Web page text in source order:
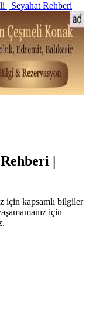
|
için kapsamlı bilgiler
için